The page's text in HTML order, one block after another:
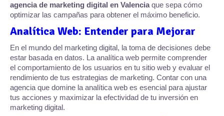
agencia de marketing digital en Valenciaque sepa cómo
optimizar las campañas para obtener el máximo beneficio.
Analítica Web: Entender para Mejorar
En el mundo del marketing digital, la toma de decisiones debe
estar basada en datos. La analítica web permite comprender
el comportamiento de los usuarios en tu sitio web y evaluar el
rendimiento de tus estrategias de marketing. Contar con una
agencia que domine la analítica web es esencial para ajustar
tus acciones y maximizar la efectividad de tu inversión en
marketing digital.